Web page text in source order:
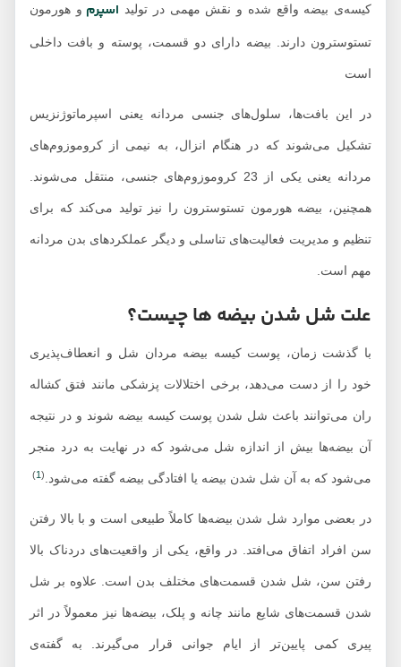
کیسه‌ی بیضه واقع شده و نقش مهمی در تولیداسپرمو هورمون
تستوسترون دارند. بیضه دارای دو قسمت، پوسته و بافت داخلی
در این بافت‌ها، سلول‌های جنسی مردانه یعنی اسپرماتوژنزیس
تشکیل می‌شوند که در هنگام انزال، به نیمی از کروموزوم‌های
مردانه یعنی یکی از 23 کروموزوم‌های جنسی، منتقل می‌شوند.
همچنین، بیضه هورمون تستوسترون را نیز تولید می‌کند که برای
تنظیم و مدیریت فعالیت‌های تناسلی و دیگر عملکردهای بدن مردانه
مهم است.
علت شل شدن بیضه ها چیست؟
با گذشت زمان، پوست کیسه بیضه مردان شل و انعطاف‌پذیری
خود را از دست می‌دهد، برخی اختلالات پزشکی مانند فتق کشاله
ران می‌توانند باعث شل شدن پوست کیسه بیضه شوند و در نتیجه
آن بیضه‌ها بیش از اندازه شل می‌شود که در نهایت به درد منجر
می‌شود که به آن شل شدن بیضه یا افتادگی بیضه گفته می‌شود. 1
در بعضی موارد شل شدن بیضه‌ها کاملاً طبیعی است و با بالا رفتن
سن افراد اتفاق می‌افتد. در واقع، یکی از واقعیت‌های دردناک بالا
رفتن سن، شل شدن قسمت‌های مختلف بدن است. علاوه بر شل
شدن قسمت‌های شایع مانند چانه و پلک، بیضه‌ها نیز معمولاً در اثر
پیری کمی پایین‌تر از ایام جوانی قرار می‌گیرند. به گفته‌ی